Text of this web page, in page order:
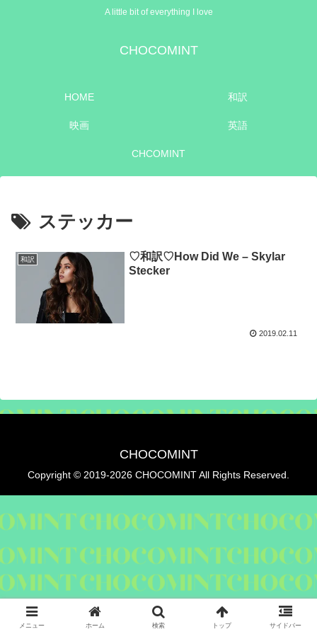
A little bit of everything I love
CHOCOMINT
HOME 和訳
映画 英語
CHCOMINT
ステッカー
和訳
♡和訳♡How Did We – Skylar
Stecker
2019.02.11
CHOCOMINT
Copyright © 2019-2026 CHOCOMINT All Rights Reserved.
メニュー ホーム 検索 トップ サイドバー